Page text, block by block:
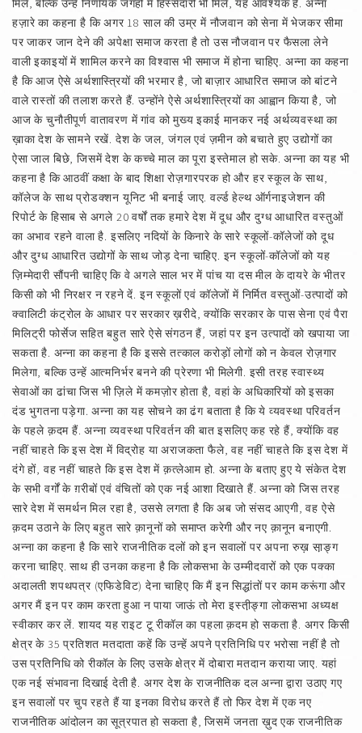
मिले, बल्कि उन्हें निर्णायक जगहों में हिस्सेदारी भी मिले, यह आवश्यक है. अन्ना
हज़ारे का कहना है कि अगर 18 साल की उम्र में नौजवान को सेना में भेजकर सीमा
पर जाकर जान देने की अपेक्षा समाज करता है तो उस नौजवान पर फैसला लेने
वाली इकाइयों में शामिल करने का विश्‍वास भी समाज में होना चाहिए. अन्ना का कहना
है कि आज ऐसे अर्थशास्त्रियों की भरमार है, जो बाज़ार आधारित समाज को बांटने
वाले रास्तों की तलाश करते हैं. उन्होंने ऐसे अर्थशास्त्रियों का आह्वान किया है, जो
आज के चुनौतीपूर्ण वातावरण में गांव को मुख्य इकाई मानकर नई अर्थव्यवस्था का
ख़ाका देश के सामने रखें. देश के जल, जंगल एवं ज़मीन को बचाते हुए उद्योगों का
ऐसा जाल बिछे, जिसमें देश के कच्चे माल का पूरा इस्तेमाल हो सके. अन्ना का यह भी
कहना है कि आठवीं कक्षा के बाद शिक्षा रोज़गारपरक हो और हर स्कूल के साथ,
कॉलेज के साथ प्रोडक्शन यूनिट भी बनाई जाए. वर्ल्ड हेल्थ ऑर्गनाइजेशन की
रिपोर्ट के हिसाब से अगले 20 वर्षों तक हमारे देश में दूध और दुग्ध आधारित वस्तुओं
का अभाव रहने वाला है. इसलिए नदियों के किनारे के सारे स्कूलों-कॉलेजों को दूध
और दुग्ध आधारित उद्योगों के साथ जोड़ देना चाहिए. इन स्कूलों-कॉलेजों को यह
ज़िम्मेदारी सौंपनी चाहिए कि वे अगले साल भर में पांच या दस मील के दायरे के भीतर
किसी को भी निरक्षर न रहने दें. इन स्कूलों एवं कॉलेजों में निर्मित वस्तुओं-उत्पादों को
क्वालिटी कंट्रोल के आधार पर सरकार ख़रीदे, क्योंकि सरकार के पास सेना एवं पैरा
मिलिट्री फोर्सेज सहित बहुत सारे ऐसे संगठन हैं, जहां पर इन उत्पादों को खपाया जा
सकता है. अन्ना का कहना है कि इससे तत्काल करोड़ों लोगों को न केवल रोज़गार
मिलेगा, बल्कि उन्हें आत्मनिर्भर बनने की प्रेरणा भी मिलेगी. इसी तरह स्वास्थ्य
सेवाओं का ढांचा जिस भी ज़िले में कमज़ोर होता है, वहां के अधिकारियों को इसका
दंड भुगतना पड़ेगा. अन्ना का यह सोचने का ढंग बताता है कि ये व्यवस्था परिवर्तन
के पहले क़दम हैं. अन्ना व्यवस्था परिवर्तन की बात इसलिए कह रहे हैं, क्योंकि वह
नहीं चाहते कि इस देश में विद्रोह या अराजकता फैले, वह नहीं चाहते कि इस देश में
दंगे हों, वह नहीं चाहते कि इस देश में क़त्लेआम हो. अन्ना के बताए हुए ये संकेत देश
के सभी वर्गों के ग़रीबों एवं वंचितों को एक नई आशा दिखाते हैं. अन्ना को जिस तरह
सारे देश में समर्थन मिल रहा है, उससे लगता है कि अब जो संसद आएगी, वह ऐसे
क़दम उठाने के लिए बहुत सारे क़ानूनों को समाप्त करेगी और नए क़ानून बनाएगी.
अन्ना का कहना है कि सारे राजनीतिक दलों को इन सवालों पर अपना रुख़ सा़ङ्ग
करना चाहिए. साथ ही उनका कहना है कि लोकसभा के उम्मीदवारों को एक पक्का
अदालती शपथपत्र (एफिडेविट) देना चाहिए कि मैं इन सिद्धांतों पर काम करूंगा और
अगर मैं इन पर काम करता हुआ न पाया जाऊं तो मेरा इस्ती़ङ्गा लोकसभा अध्यक्ष
स्वीकार कर लें. शायद यह राइट टू रीकॉल का पहला क़दम हो सकता है. अगर किसी
क्षेत्र के 35 प्रतिशत मतदाता कहें कि उन्हें अपने प्रतिनिधि पर भरोसा नहीं है तो
उस प्रतिनिधि को रीकॉल के लिए उसके क्षेत्र में दोबारा मतदान कराया जाए. यहां
एक नई संभावना दिखाई देती है. अगर देश के राजनीतिक दल अन्ना द्वारा उठाए गए
इन सवालों पर चुप रहते हैं या इनका विरोध करते हैं तो फिर देश में एक नए
राजनीतिक आंदोलन का सूत्रपात हो सकता है, जिसमें जनता ख़ुद एक राजनीतिक